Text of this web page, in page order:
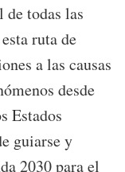
de todas las
ruta de
a las causas
desde
Estados
guiarse y
2030 para el